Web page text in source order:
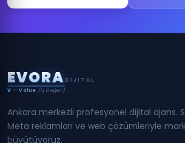
EVORA DIJITAL
V — Value (İş Değeri)
Ankara merkezli profesyonel dijital ajans.
Meta reklamları ve web çözümleriyle
büyütüyoruz.